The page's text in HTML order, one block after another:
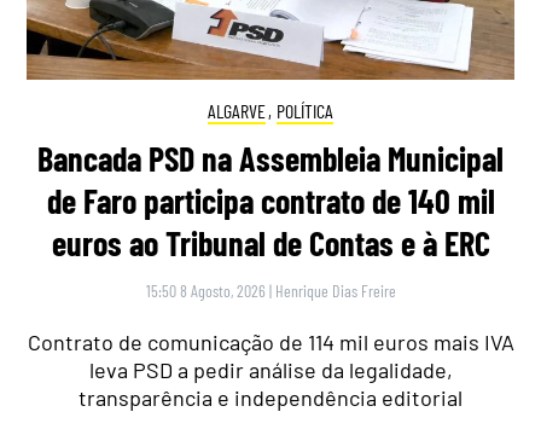
ALGARVE, POLÍTICA
Bancada PSD na Assembleia Municipal
de Faro participa contrato de 140 mil
euros ao Tribunal de Contas e à ERC
15:50 8 Agosto, 2026 | Henrique Dias Freire
Contrato de comunicação de 114 mil euros mais IVA
leva PSD a pedir análise da legalidade,
transparência e independência editorial